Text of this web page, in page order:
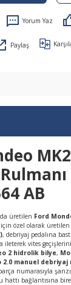
Yorum Yaz
Paylaş
AB
üretilen Ford
özel olarak üretilen
, debriyaj pedalına
vites
2 hidrolik bilye,
2.0 manuel debriyaj
numarasıyla
hattı bağlantısına